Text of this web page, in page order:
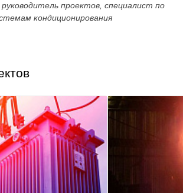
проектов, специалист по
кондиционирования